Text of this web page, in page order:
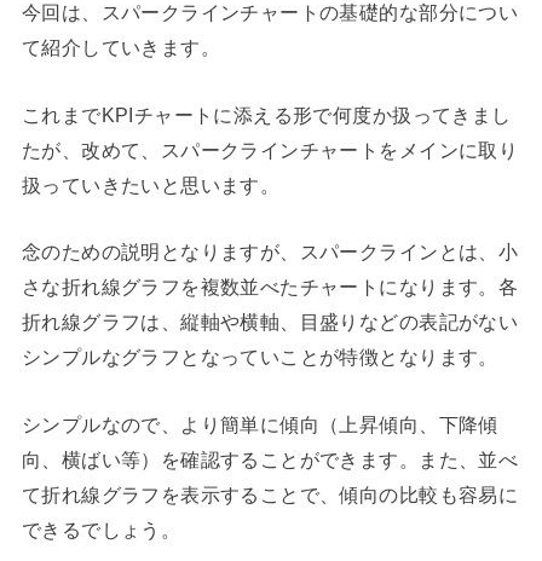
今回は、スパークラインチャートの基礎的な部分につい
て紹介していきます。
これまでKPIチャートに添える形で何度か扱ってきまし
たが、改めて、スパークラインチャートをメインに取り
扱っていきたいと思います。
念のための説明となりますが、スパークラインとは、小
さな折れ線グラフを複数並べたチャートになります。各
折れ線グラフは、縦軸や横軸、目盛りなどの表記がない
シンプルなグラフとなっていことが特徴となります。
シンプルなので、より簡単に傾向（上昇傾向、下降傾
向、横ばい等）を確認することができます。また、並べ
て折れ線グラフを表示することで、傾向の比較も容易に
できるでしょう。